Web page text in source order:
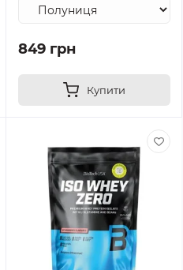
849 грн
Купити